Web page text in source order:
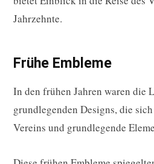
Jahrzehnte.
Frühe Embleme
In den frühen Jahren waren die
grundlegenden Designs, die
Vereins und grundlegende